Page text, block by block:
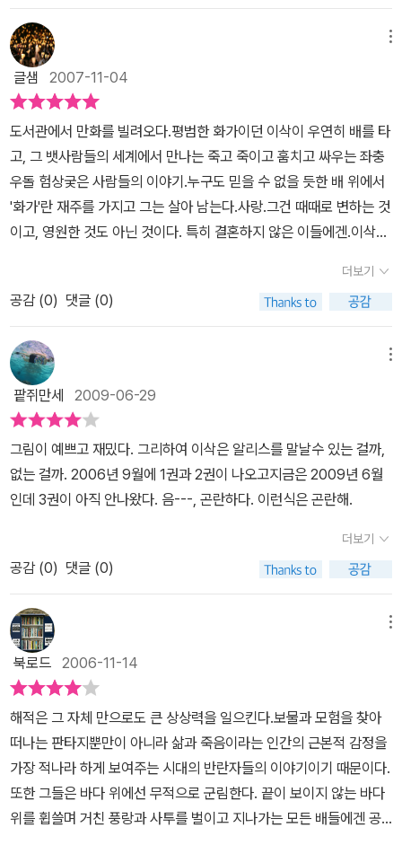
『해적 이삭』을 탄생시켰다. 이 작품은 2002년 앙굴렘 세계만화축제
에서 최우수 작품상(Prix Du Meilleur Album)을 수상하기도 했다.
『해적 이삭』은 바다를 배경으로 한 단순한 악당들이나 해적들의 구태
의연한 이야기와는 거리가 멀다. 초반에 주요인물인 듯 보였던 앙리
와 장이 갑작스러운 죽음을 맞고, 별로 주목받지 못하던 자크 랑송이
2권에서 주요인물로 등장하면서 새로운 스토리를 형성하는 등, 전혀
예측할 수 없는 방향으로 스토리가 전개되기 때문이다. 이런 즉흥성
과 예측 불가능의 묘미는 독자들의 호기심을 자극하고 점점 이야기에
빠져들게 만든다. 이런 특성은 큰 줄거리 중간 중간에 등장인물이 들
려주는 일화가 끼어들면서 더 강조된다. 전설적인 뱃사람 피치의 기
괴한 일화, 백 년 전에 남극 탐험을 떠났던 마티유의 이야기, 필립 뒤
틀거리는 유곽 등, 이삭이 바다와 이국(異國)에서 겪는 파란만장한
사건과 모험 못지않게, 등장인물들이 표출하는 그리움이나 애절한 감
정선 또한 『해적 이삭』의 중요한 축을 이룬다. 특히 이삭에 대한 주체
할 수 없는 그리움을 느끼면서도 필립에게 조금씩 끌리는 알리스와
필립 사이의 감정 교류가 섬세하게 그려진다. 죽음을 앞두고 헤어진
부인과 딸을 그리워하는 앙리의 이야기나, 자크의 옛 동료였던 무쇠
팔 루이의 이야기도 애잔하다. 남극에서 동료들을 모두 잃고 겨우 살
아남은 이삭과 자크가 유곽과 여자들을 찾아 헤매는 모습에서는 허무
함과 안쓰러움이 느껴진다. 이삭이 파리에 돌아온 후 느끼는 무력감
과 찾을 길 없는 알리스에 대한 그리움, 거칠고 무식하지만 이삭을 격
려하는 자크의 우정도 흡입력 있게 다가온다. 놀라운 모험은 물론 인
부분이다. 섬세한 선묘와 대담한 생략이 이루는 균형감 『해적 이삭』
에 깊이를 더하는 것은 19세기 사실적이고 정교한 삽화들을 연상시
키는 섬세한 선묘이다. 에칭을 한 것 같은 거침없고 섬세한 선묘는 무
수한 교차를 통해 명암을 만들거나, 거친 파도로 요동치고, 파리 시내
뒷골목의 낡고 정겨운 정조를 표현하거나, 금방이라도 폭우가 몰려올
것 같은 을씨년스러움을 표출하는 등, 화면에 풍부한 질감을 부여하
고 독특한 표현력을 창출한다. 작가의 숙련되고 유려한 필력이 유감
없이 발휘되는 선묘의 사실주의적인 표현은 대담하게 생략된 배경의
칠흑 같은 먹이나 명쾌한 색면과 대조를 이루면서 화면에 긴장감과
들의 죽음 뿐이다. 그리고 파리에서 약혼자를 인내로 기다리던 알리
사가 더 이상 그를 기다리기를 포기했다는 시점에서 ㅈ1권의 내용은
끝나다.더 많은 모험과 시련이, 그들 사이의 이야기가 뒷이야기에 남
아 있을 것이다. 프랑스에선 5권까지 나왔다는 것을 보니 아직 완결
은 아닌가 보다. 성인 남성들에게 좀 더 향수(?)를 자극하는 작품이
되지 싶다.처음 책을 받아들고 화학약품 냄새가 너무 나서 읽을 때 좀
고생을 했다. 책을 다 덮을 때 쯤 되니 이제 괜찮아졌다. 내 코가 익
숙해진 것일까.^^;;;;무슈 장을 볼 때랑 책 분위기가 비슷했는데, 같은
출판사였던지라 종이를 같은 것을 써서 그랬나 보다. 우리나라에서
한 장르를 접할 수 있는 것은 행운이다. 모처럼 가볍고 진지하게 읽었
다. ^^
화가입니다. 하지만 그런 상황에서도 거금을 들여 그가 존경하는 화
가의 그림 습작을 사들이는 걸 보면 분명 예술가로서의 숨은 기질을
지닌 인물입니다. 그냥 마지못해 그림을 그리며 살아가는 부류는 아
닌듯 합니다. 그런 그 앞에 나타난 외과의사 앙리 드묄랭과의 우연한
만남은 남자들의 숨어있는 야성의 세계(?)로 그가 휩쓸려 들어가게
되는 계기가 됩니다. 배를 타고 떠난 항해, 해적선장 장과의 만남, 적
과의 목숨을 건 싸움, 이국에서 약혼자가 아닌 다른 여인들과의 만남,
혼자 남은 알리사의 고단한 삶, 그런 그녀앞에 나타나 그녀를 사랑하
게 되는 남자 필립, 그리고 선장 장의 야심찬 극지방 탐험과 신대륙 발
견을 위해 떠나느 항해, 이 모든 모험을 간직한 이삭의 화첩....... 순진
한 해적들이 펭귄을 신기해 하며 뒤뚱이라 부르고, 극지방의 오로라
현상이 불길한 징조가 아닌지 무서워 하는 모습이 무지했던 원시적
과 일을 꾸미는 남자들의 모습에서 남자라는 존재의 어쩔수 없는 바
람기(?)를, 그리고 빙산에 자기 이름을 붙이기를 거부하고 서로 더 좋
은 섬이나 대륙이 나타나면 거기에 자신의 이름을 붙이겠다고 우기는
모습에서는 명예에 죽고 살수 있는 야성적인 남성을 만나게도 됩니
다. 이렇게 내용만으로 글을 마무리 한다면 만화 - 아니 그림소설-을
본 느낌이 못되는 듯 합니다. 그래서 잠시 내용은 뒤로 하고 그림과 형
식을 살펴봅니다. 우선 한페이지에 4단으로-때로는 3단이나 5단이
다. 글씨가 조금 작아져서 신경을 써야 되는 부분도 예전 어린시절 만
화의 느낌과는 다릅니다. 하지만 그게 다 나쁜건 아닙니다. 좀더 집중
하고 생각하게 하는 역할도 하니까요. 그리고 그려진 한컷, 한컷은 따
로 떼어놓는다면 하나의 작품이 될수도 있겠다고 생각할 만큼 펜끝이
많이 가고 손이 많이 간 모습입니다. 그림의 배경도 그리고 각 인물의
모습도 그냥 적당히 처리하지 않고 세밀하게 표현되어 있고, 특히 인
물의 모습은 모두 나름의 감정과 느낌을 그대로 얼굴과 몸짓에 담고
있습니다. 처음 읽을 때는 글에 집중하느라고 못본 건데 확실히 그림
만으로도 글이라면 몇줄에 걸쳐 묘사했을 것들을 간단하게 말해주고
있습니다. 그리고 각 인물의 얼굴이 비정상적으로 과장된 부분이 있
어 낯설기는 하지만 보다보니 이게 바로 만화로서의 특징이구나 하는
생각을 갖게 합니다. 예로 외과의사 앙리의 코는 상당히 크다기 보다
글샘 2007-11-04
도서관에서 만화를 빌려오다.평범한 화가이던 이삭이 우연히 배를 타
고, 그 뱃사람들의 세계에서 만나는 죽고 죽이고 훔치고 싸우는 좌충
우돌 험상궂은 사람들의 이야기.누구도 믿을 수 없을 듯한 배 위에서
'화가'란 재주를 가지고 그는 살아 남는다.사랑.그건 때때로 변하는 것
이고, 영원한 것도 아닌 것이다. 특히 결혼하지 않은 이들에겐.이삭의
족하던 젊은 날의 이삭에게서는 순수함이 묻어났건만,콧날이 뭉툭해
진 이삭의 모습에서 삶의 연륜이 느껴진다.그림도 이쁘고, 늘상 일본
만화에 익숙해진 눈에 프랑스 그림의 재미를 느끼게 해 주는 책.프랑
스 인들에게 바다는 무엇인지를 생각하게 하는 책.영국이나 스페인처
럼 바다를 주름잡지 못하던 그들에게 '바다'는 무엇이었을까?문득 '바
다'가 문학에서 갖는 의미들에 대해 쓰라고 했던 바깔로레아 문제가
떠오른다.2권밖에 없어 아쉽다. 빨리 뒷권이 이어져 나왔으면...
더보기
공감 (0) 댓글 (0)
팥쥐만세 2009-06-29
그림이 예쁘고 재밌다. 그리하여 이삭은 알리스를 말날수 있는 걸까,
없는 걸까. 2006년 9월에 1권과 2권이 나오고지금은 2009년 6월
인데 3권이 아직 안나왔다. 음---, 곤란하다. 이런식은 곤란해.
더보기
공감 (0) 댓글 (0)
북로드 2006-11-14
해적은 그 자체 만으로도 큰 상상력을 일으킨다.보물과 모험을 찾아
떠나는 판타지뿐만이 아니라 삶과 죽음이라는 인간의 근본적 감정을
가장 적나라 하게 보여주는 시대의 반란자들의 이야기이기 때문이다.
또한 그들은 바다 위에선 무적으로 군림한다. 끝이 보이지 않는 바다
위를 휩쓸며 거친 풍랑과 사투를 벌이고 지나가는 모든 배들에겐 공